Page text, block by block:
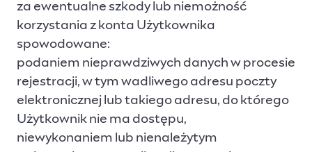
za ewentualne szkody lub niemożność
korzystania z konta Użytkownika
spowodowane:
podaniem nieprawdziwych danych w procesie
rejestracji, w tym wadliwego adresu poczty
elektronicznej lub takiego adresu, do którego
Użytkownik nie ma dostępu,
niewykonaniem lub nienależytym